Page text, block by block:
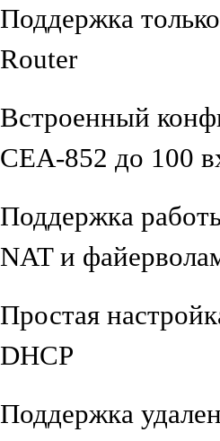
Поддержка
Router
Встроенный
CEA‑852 до 100
Поддержка
NAT и
Простая
DHCP
Поддержка